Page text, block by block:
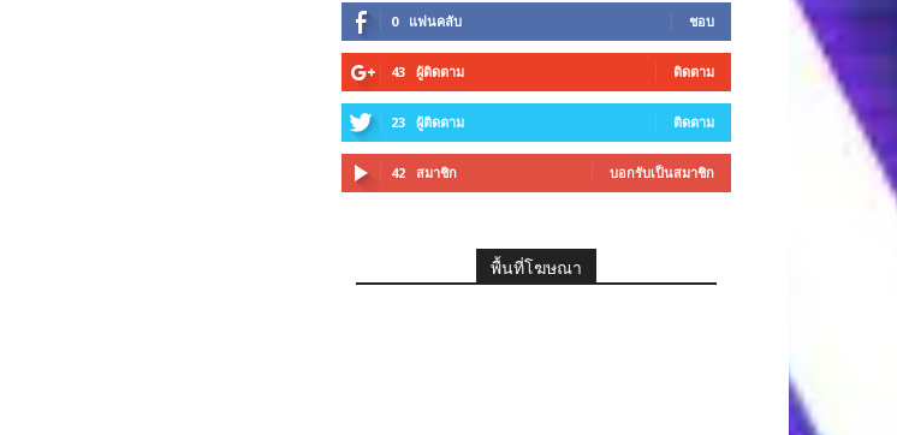
0 แฟนคลับ ชอบ
43 ผู้ติดตาม ติดตาม
23 ผู้ติดตาม ติดตาม
42 สมาชิก บอกรับเป็นสมาชิก
พื้นที่โฆษณา